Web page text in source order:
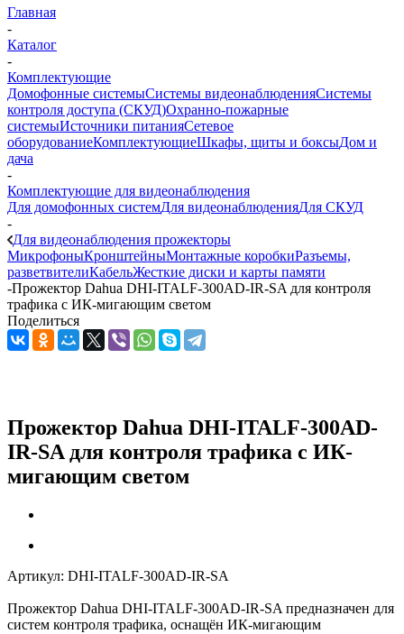
Главная
-
Каталог
-
Комплектующие
Домофонные системыСистемы видеонаблюденияСистемы
контроля доступа (СКУД)Охранно-пожарные
системыИсточники питанияСетевое
оборудованиеКомплектующиеШкафы, щиты и боксыДом и
дача
-
Комплектующие для видеонаблюдения
Для домофонных системДля видеонаблюденияДля СКУД
-
Для видеонаблюдения прожекторы
МикрофоныКронштейныМонтажные коробкиРазъемы,
разветвителиКабельЖесткие диски и карты памяти
-Прожектор Dahua DHI-ITALF-300AD-IR-SA для контроля
трафика с ИК-мигающим светом
Поделиться
Прожектор Dahua DHI-ITALF-300AD-
IR-SA для контроля трафика с ИК-
мигающим светом
Артикул: DHI-ITALF-300AD-IR-SA
Прожектор Dahua DHI-ITALF-300AD-IR-SA предназначен для
систем контроля трафика, оснащён ИК-мигающим